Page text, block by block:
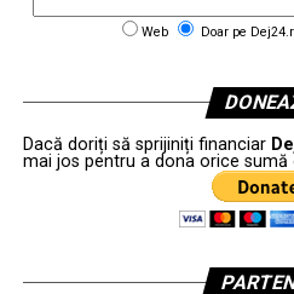
Web Doar pe
Dacă doriți să sprijiniți financiar
mai jos pentru a dona orice sumă